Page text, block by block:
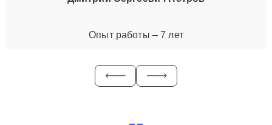
Опыт работы – 7 лет